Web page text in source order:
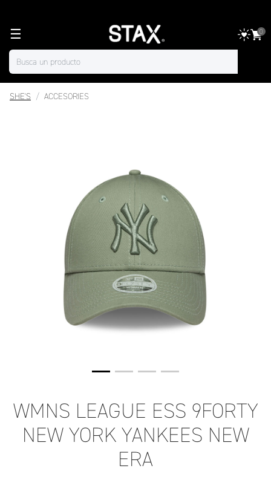
☰ 0
SHE'S ACCESORIES
WMNS LEAGUE ESS 9FORTY
NEW YORK YANKEES NEW
ERA